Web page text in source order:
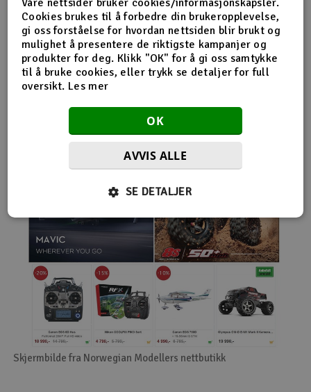
nybegynnerutstyr og avanserte løsninger hos samme
leverandør. Da internett for alvor endret
handelsmønstrene på 2000-tallet, satset Norwegian
Modellers tidlig på netthandel. Nettbutikken modellers.no
gjorde det mulig for kunder fra hele landet å handle
spesialprodukter som tidligere ofte bare var tilgjengelige i
større byer. Samtidig fortsatte selskapet å drive fysisk
Skjermbilde fra Norwegian Modellers nettbutikk
Cookies brukes til å forbedre din brukeropplevelse,
gi oss forståelse for hvordan nettsiden blir brukt og
mulighet å presentere de riktigste kampanjer og
produkter for deg. Klikk "OK" for å gi oss samtykke
til å bruke cookies, eller trykk se detaljer for full
oversikt. Les mer
OK
AVVIS ALLE
SE DETALJER